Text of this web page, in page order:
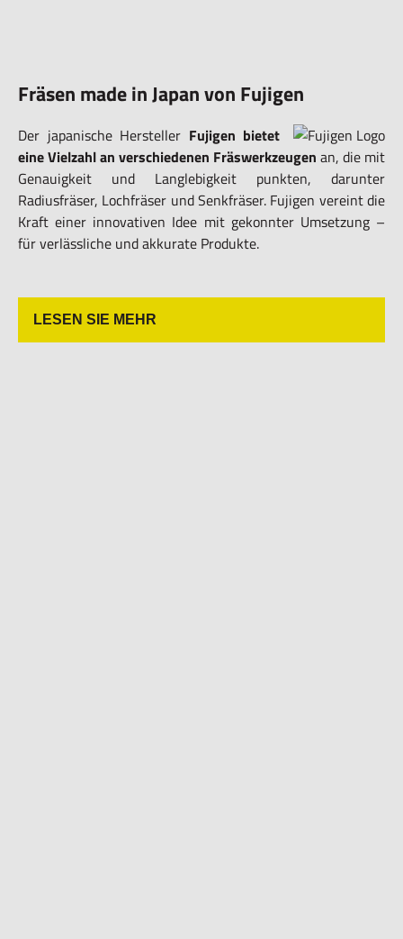
Fräsen made in Japan von Fujigen
Der japanische Hersteller Fujigen bietet
eine Vielzahl an verschiedenen Fräswerkzeugen an, die mit
Genauigkeit und Langlebigkeit punkten, darunter
Radiusfräser, Lochfräser und Senkfräser. Fujigen vereint die
Kraft einer innovativen Idee mit gekonnter Umsetzung –
für verlässliche und akkurate Produkte.
LESEN SIE MEHR